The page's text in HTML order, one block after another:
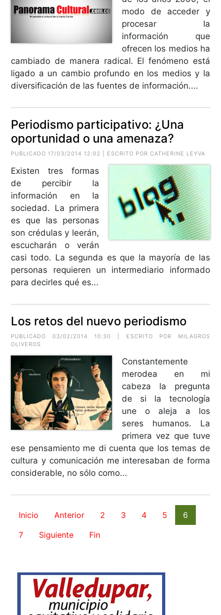
modo de acceder y
procesar la
información que
ofrecen los medios ha
cambiado de manera radical. El fenómeno está
ligado a un cambio profundo en los medios y la
diversificación de las fuentes de información....
Periodismo participativo: ¿Una
oportunidad o una amenaza?
PUBLICADO 17/03/2014 12:02 | ESCRITO POR CATHERINE LEYVA
Existen tres formas
de percibir la
información en la
sociedad. La primera
es que las personas
son crédulas y leerán,
escucharán o verán
casi todo. La segunda es que la mayoría de las
personas requieren un intermediario informado
para decirles qué es...
Los retos del nuevo periodismo
PUBLICADO 03/02/2014 10:30 | ESCRITO POR MILAGROS
OLIVEROS
Constantemente
merodea en mi
cabeza la pregunta
de si la tecnología
une o aleja a los
seres humanos. La
primera vez que tuve
ese pensamiento me di cuenta que los temas de
cultura y comunicación me interesaban de forma
considerable, no sólo como...
Inicio Anterior 2 3 4 5
6
7
Siguiente Fin